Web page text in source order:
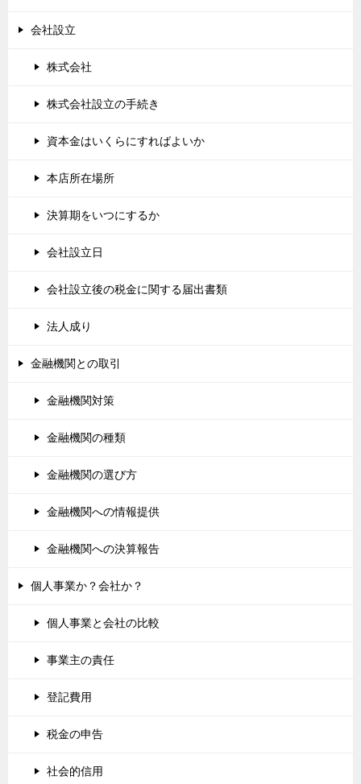
会社設立
株式会社
株式会社設立の手続き
資本金はいくらにすればよいか
本店所在場所
決算期をいつにするか
会社設立日
会社設立後の税金に関する届出書類
法人成り
金融機関との取引
金融機関対策
金融機関の種類
金融機関の選び方
金融機関への情報提供
金融機関への決算報告
個人事業か？会社か？
個人事業と会社の比較
事業主の責任
登記費用
税金の申告
社会的信用